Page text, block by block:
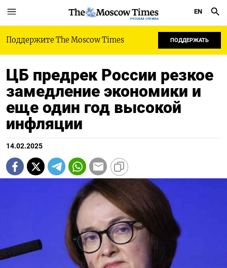
РУССКАЯ СЛУЖБА
EN
Поддержите The Moscow Times ПОДДЕРЖАТЬ
ЦБ предрек России резкое
замедление экономики и
еще один год высокой
инфляции
14.02.2025